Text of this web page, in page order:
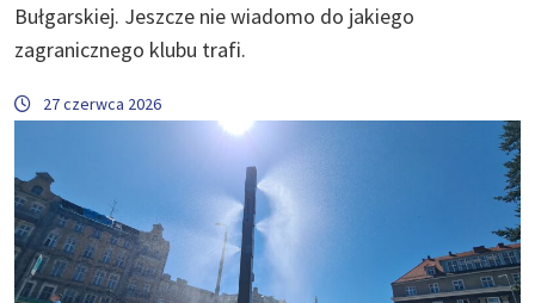
Bułgarskiej. Jeszcze nie wiadomo do jakiego
zagranicznego klubu trafi.
27 czerwca 2026